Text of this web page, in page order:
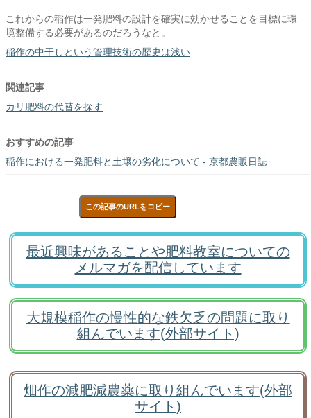
これからの稲作は一発肥料の設計を確実に効かせることを目標に環
境整備する必要があるのだろうなと。
稲作の中干しという管理技術の歴史は浅い
関連記事
カリ肥料の代替を探す
おすすめの記事
稲作における一発肥料と土壌の劣化について - 京都農販日誌
この記事のURLをコピー
最近興味があることや肥料教室についての
メルマガを配信しています
大規模稲作の慢性的な鉄欠乏の問題に取り
組んでいます(外部サイト)
畑作の減肥減農薬に取り組んでいます(外部
サイト)